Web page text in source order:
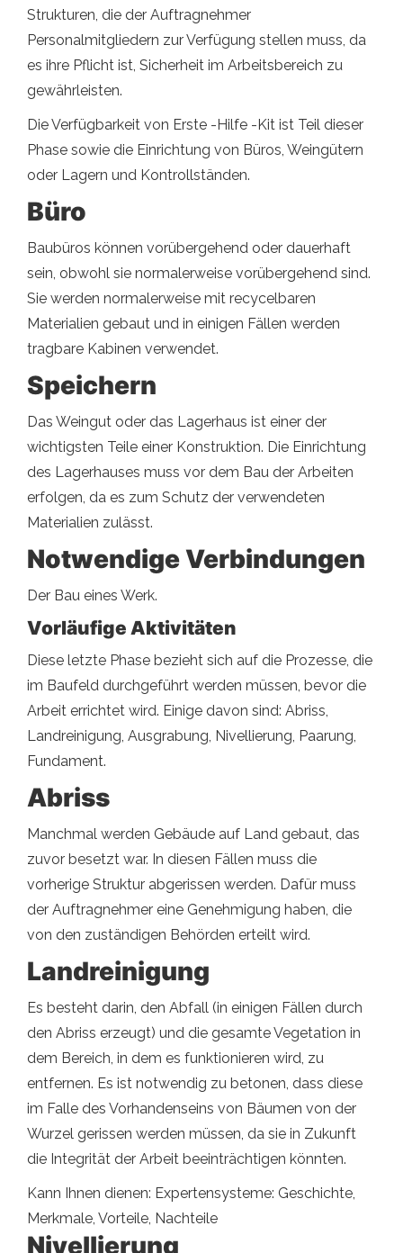
Strukturen, die der Auftragnehmer
Personalmitgliedern zur Verfügung stellen muss, da
es ihre Pflicht ist, Sicherheit im Arbeitsbereich zu
gewährleisten.
Die Verfügbarkeit von Erste -Hilfe -Kit ist Teil dieser
Phase sowie die Einrichtung von Büros, Weingütern
oder Lagern und Kontrollständen.
Büro
Baubüros können vorübergehend oder dauerhaft
sein, obwohl sie normalerweise vorübergehend sind.
Sie werden normalerweise mit recycelbaren
Materialien gebaut und in einigen Fällen werden
tragbare Kabinen verwendet.
Speichern
Das Weingut oder das Lagerhaus ist einer der
wichtigsten Teile einer Konstruktion. Die Einrichtung
des Lagerhauses muss vor dem Bau der Arbeiten
erfolgen, da es zum Schutz der verwendeten
Materialien zulässt.
Notwendige Verbindungen
Der Bau eines Werk.
Vorläufige Aktivitäten
Diese letzte Phase bezieht sich auf die Prozesse, die
im Baufeld durchgeführt werden müssen, bevor die
Arbeit errichtet wird. Einige davon sind: Abriss,
Landreinigung, Ausgrabung, Nivellierung, Paarung,
Fundament.
Abriss
Manchmal werden Gebäude auf Land gebaut, das
zuvor besetzt war. In diesen Fällen muss die
vorherige Struktur abgerissen werden. Dafür muss
der Auftragnehmer eine Genehmigung haben, die
von den zuständigen Behörden erteilt wird.
Landreinigung
Es besteht darin, den Abfall (in einigen Fällen durch
den Abriss erzeugt) und die gesamte Vegetation in
dem Bereich, in dem es funktionieren wird, zu
entfernen. Es ist notwendig zu betonen, dass diese
im Falle des Vorhandenseins von Bäumen von der
Wurzel gerissen werden müssen, da sie in Zukunft
die Integrität der Arbeit beeinträchtigen könnten.
Kann Ihnen dienen: Expertensysteme: Geschichte,
Merkmale, Vorteile, Nachteile
Nivellierung